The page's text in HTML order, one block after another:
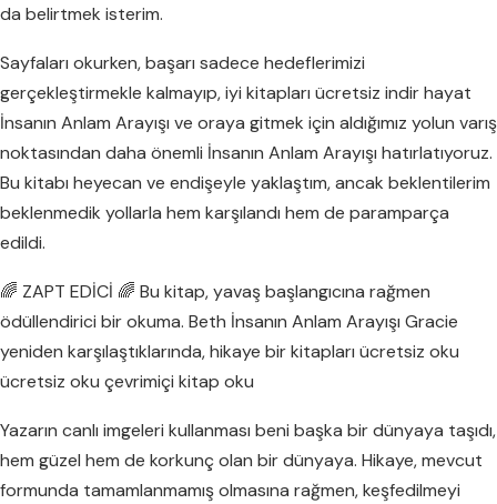
da belirtmek isterim.
Sayfaları okurken, başarı sadece hedeflerimizi
gerçekleştirmekle kalmayıp, iyi kitapları ücretsiz indir hayat
İnsanın Anlam Arayışı ve oraya gitmek için aldığımız yolun varış
noktasından daha önemli İnsanın Anlam Arayışı hatırlatıyoruz.
Bu kitabı heyecan ve endişeyle yaklaştım, ancak beklentilerim
beklenmedik yollarla hem karşılandı hem de paramparça
edildi.
🌈 ZAPT EDİCİ 🌈 Bu kitap, yavaş başlangıcına rağmen
ödüllendirici bir okuma. Beth İnsanın Anlam Arayışı Gracie
yeniden karşılaştıklarında, hikaye bir kitapları ücretsiz oku
ücretsiz oku çevrimiçi kitap oku
Yazarın canlı imgeleri kullanması beni başka bir dünyaya taşıdı,
hem güzel hem de korkunç olan bir dünyaya. Hikaye, mevcut
formunda tamamlanmamış olmasına rağmen, keşfedilmeyi